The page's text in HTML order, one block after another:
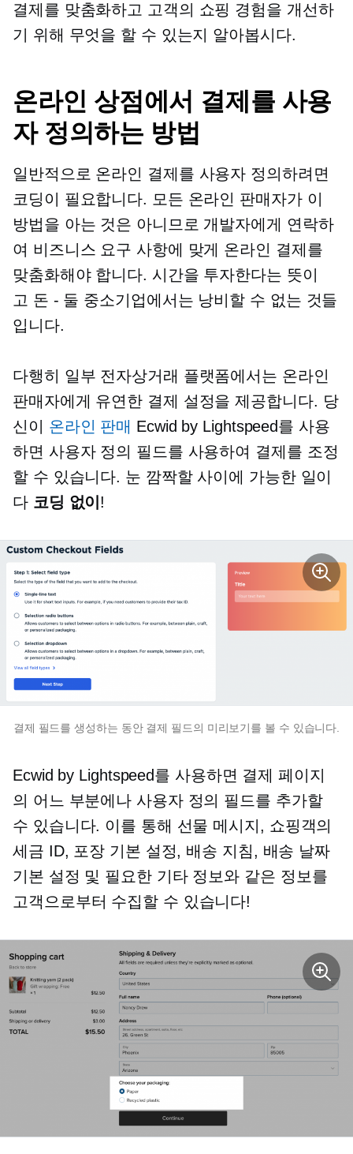
결제를 맞춤화하고 고객의 쇼핑 경험을 개선하
기 위해 무엇을 할 수 있는지 알아봅시다.
온라인 상점에서 결제를 사용
자 정의하는 방법
일반적으로 온라인 결제를 사용자 정의하려면
코딩이 필요합니다. 모든 온라인 판매자가 이
방법을 아는 것은 아니므로 개발자에게 연락하
여 비즈니스 요구 사항에 맞게 온라인 결제를
맞춤화해야 합니다. 시간을 투자한다는 뜻이
고 돈 - 둘 중소기업에서는 낭비할 수 없는 것들
입니다.
다행히 일부 전자상거래 플랫폼에서는 온라인
판매자에게 유연한 결제 설정을 제공합니다. 당
신이 온라인 판매 Ecwid by Lightspeed를 사용
하면 사용자 정의 필드를 사용하여 결제를 조정
할 수 있습니다. 눈 깜짝할 사이에 가능한 일이
다 코딩 없이 !
결제 필드를 생성하는 동안 결제 필드의 미리보기를 볼 수 있습니다.
Ecwid by Lightspeed를 사용하면 결제 페이지
의 어느 부분에나 사용자 정의 필드를 추가할
수 있습니다. 이를 통해 선물 메시지, 쇼핑객의
세금 ID, 포장 기본 설정, 배송 지침, 배송 날짜
기본 설정 및 필요한 기타 정보와 같은 정보를
고객으로부터 수집할 수 있습니다!